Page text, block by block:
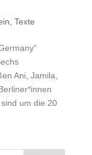
, Texte
Ani, Jamila,
um die 20